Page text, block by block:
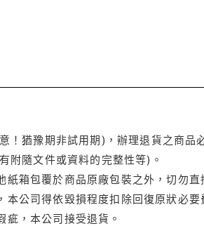
！猶豫期非試用期)，辦理退貨之商品
附隨文件或資料的完整性等)。
箱包覆於商品原廠包裝之外，切勿直
公司得依毀損程度扣除回復原狀必
，本公司接受退貨。